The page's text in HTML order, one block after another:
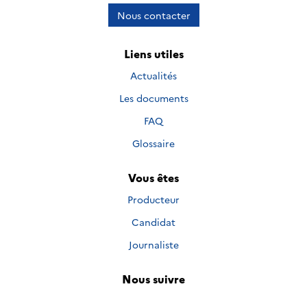
Nous contacter
Liens utiles
Actualités
Les documents
FAQ
Glossaire
Vous êtes
Producteur
Candidat
Journaliste
Nous suivre